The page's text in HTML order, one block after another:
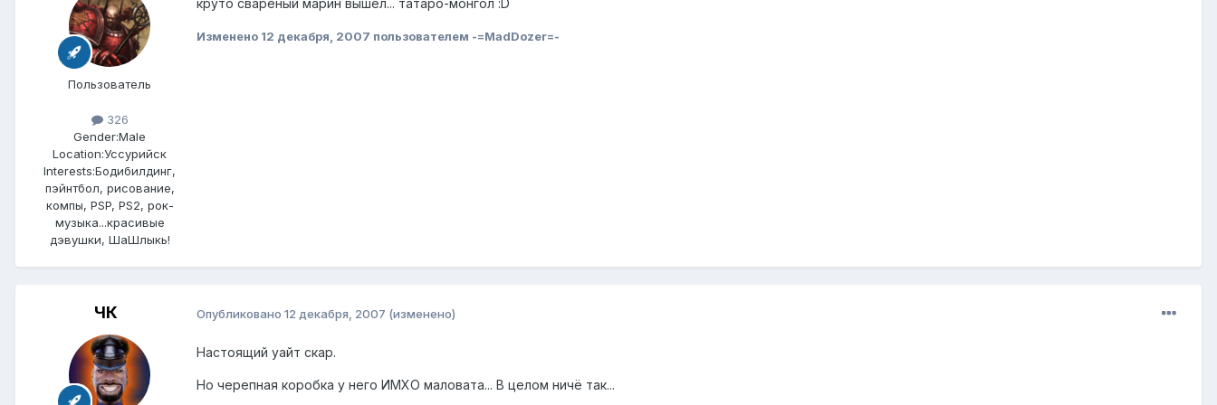
Пользователь
326
Gender:Male
Location:Уссурийск
Interests:Бодибилдинг,
пэйнтбол, рисование,
компы, PSP, PS2, рок-
музыка...красивые
дэвушки, ШаШлыкь!
круто свареный марин вышел... татаро-монгол :D
Изменено 12 декабря, 2007 пользователем -=MadDozer=-
ЧК Опубликовано 12 декабря, 2007 (изменено)
Настоящий уайт скар.
Но черепная коробка у него ИМХО маловата... В целом ничё так...